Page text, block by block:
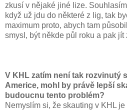
zkusí v nějaké jiné lize.
když už jdu do některé z lig, tak
maximum proto, abych tam
smysl, být někde půl roku a pak jít
V KHL zatím není tak rozvinutý
Americe, mohl by právě lepší
budoucnu tento problém?
Nemyslím si, že skauting v KHL